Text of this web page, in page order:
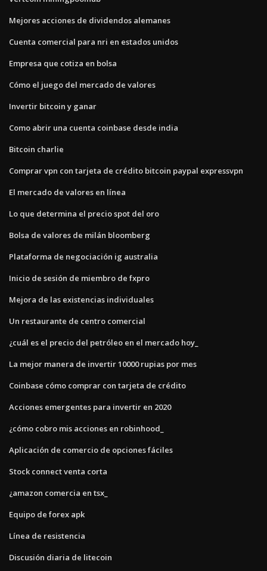
Mejores acciones de dividendos alemanes
Cuenta comercial para nri en estados unidos
Empresa que cotiza en bolsa
Cómo el juego del mercado de valores
Invertir bitcoin y ganar
Como abrir una cuenta coinbase desde india
Bitcoin charlie
Comprar vpn con tarjeta de crédito bitcoin paypal expressvpn
El mercado de valores en línea
Lo que determina el precio spot del oro
Bolsa de valores de milán bloomberg
Plataforma de negociación ig australia
Inicio de sesión de miembro de fxpro
Mejora de las existencias individuales
Un restaurante de centro comercial
¿cuál es el precio del petróleo en el mercado hoy_
La mejor manera de invertir 10000 rupias por mes
Coinbase cómo comprar con tarjeta de crédito
Acciones emergentes para invertir en 2020
¿cómo cobro mis acciones en robinhood_
Aplicación de comercio de opciones fáciles
Stock connect venta corta
¿amazon comercia en tsx_
Equipo de forex apk
Línea de resistencia
Discusión diaria de litecoin